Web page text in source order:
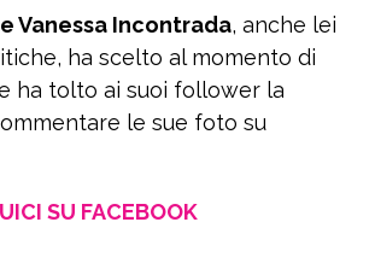
Vanessa Incontrada, anche lei
ha scelto al momento di
ha tolto ai suoi follower la
le sue foto su
SU FACEBOOK